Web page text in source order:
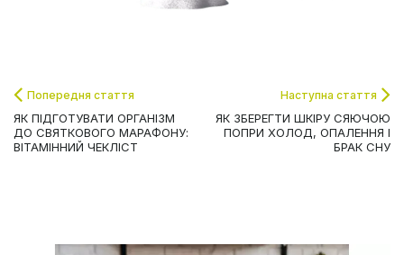
Попередня стаття
ЯК ПІДГОТУВАТИ ОРГАНІЗМ
ДО СВЯТКОВОГО МАРАФОНУ:
ВІТАМІННИЙ ЧЕКЛІСТ
Наступна стаття
ЯК ЗБЕРЕГТИ ШКІРУ СЯЮЧОЮ
ПОПРИ ХОЛОД, ОПАЛЕННЯ І
БРАК СНУ